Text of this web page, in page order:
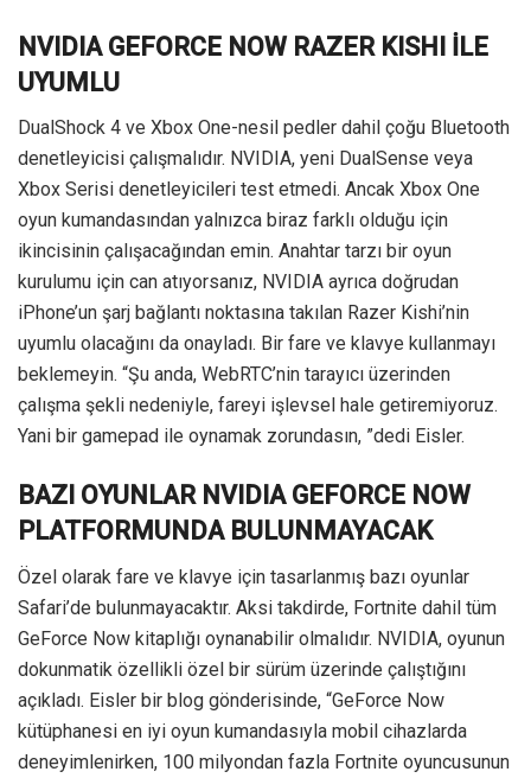
NVIDIA GEFORCE NOW RAZER KISHI İLE
UYUMLU
DualShock 4 ve Xbox One-nesil pedler dahil çoğu Bluetooth
denetleyicisi çalışmalıdır. NVIDIA, yeni DualSense veya
Xbox Serisi denetleyicileri test etmedi. Ancak Xbox One
oyun kumandasından yalnızca biraz farklı olduğu için
ikincisinin çalışacağından emin. Anahtar tarzı bir oyun
kurulumu için can atıyorsanız, NVIDIA ayrıca doğrudan
iPhone’un şarj bağlantı noktasına takılan Razer Kishi’nin
uyumlu olacağını da onayladı. Bir fare ve klavye kullanmayı
beklemeyin. “Şu anda, WebRTC’nin tarayıcı üzerinden
çalışma şekli nedeniyle, fareyi işlevsel hale getiremiyoruz.
Yani bir gamepad ile oynamak zorundasın, ”dedi Eisler.
BAZI OYUNLAR NVIDIA GEFORCE NOW
PLATFORMUNDA BULUNMAYACAK
Özel olarak fare ve klavye için tasarlanmış bazı oyunlar
Safari’de bulunmayacaktır. Aksi takdirde, Fortnite dahil tüm
GeForce Now kitaplığı oynanabilir olmalıdır. NVIDIA, oyunun
dokunmatik özellikli özel bir sürüm üzerinde çalıştığını
açıkladı. Eisler bir blog gönderisinde, “GeForce Now
kütüphanesi en iyi oyun kumandasıyla mobil cihazlarda
deneyimlenirken, 100 milyondan fazla Fortnite oyuncusunun